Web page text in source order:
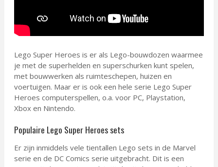
Lego Super Heroes is er als Lego-bouwdozen waarmee
je met de superhelden en superschurken kunt spelen,
met bouwwerken als ruimteschepen, huizen en
voertuigen. Maar er is ook een hele serie Lego Super
Heroes computerspellen, o.a. voor PC, Playstation,
Xbox en Nintendo.
Populaire Lego Super Heroes sets
Er zijn inmiddels vele tientallen Lego sets in de Marvel
serie en de DC Comics serie uitgebracht. Dit is een